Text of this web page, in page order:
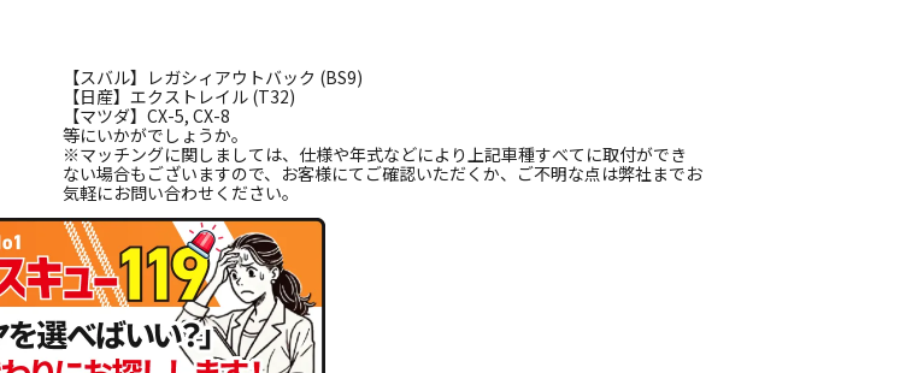
【スバル】レガシィアウトバック (BS9)
【日産】エクストレイル (T32)
【マツダ】CX-5, CX-8
等にいかがでしょうか。
※マッチングに関しましては、仕様や年式などにより上記車種すべてに取付ができ
ない場合もございますので、お客様にてご確認いただくか、ご不明な点は弊社までお
気軽にお問い合わせください。